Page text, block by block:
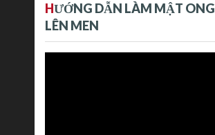
HƯỚNG DẪN LÀM MẬT ONG
LÊN MEN